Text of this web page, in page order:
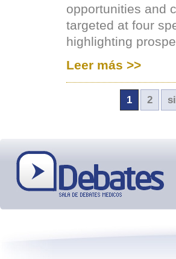
opportunities and
targeted at four
highlighting
Leer más >>
1 2